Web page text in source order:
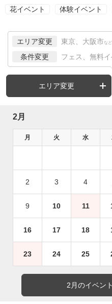
花イベント 体験イベント
エリア変更 東京、大阪市 など
条件変更 フェス、無料イ
エリア変更
2月
月 火 水
2 3 4
9 10 11
16 17 18
23 24 25
2月のイベン